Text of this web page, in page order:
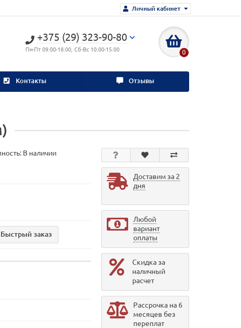
Личный кабинет
+375 (29) 323-90-80
Пн-Пт 09:00-18:00, Сб-Вс 10:00-15:00 0
Контакты Отзывы
В наличии
Быстрый заказ
Доставим за 2
дня
Любой
вариант
оплаты
Скидка за
наличный
расчет
Рассрочка на 6
месяцев без
переплат